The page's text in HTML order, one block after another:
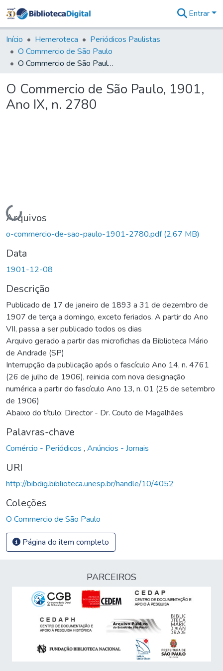
&
Coleções
Tudo na
Biblioteca
Estatísticas
Entrar
Início Hemeroteca
Periódicos Paulistas
O Commercio de São Paulo
O Commercio de São Paulo, 1901, Ano IX, n. 2780
O Commercio de São Paulo, 1901,
Ano IX, n. 2780
Carregando...
Arquivos
o-commercio-de-sao-paulo-1901-2780.pdf(2,67 MB)
Data
1901-12-08
Descrição
Publicado de 17 de janeiro de 1893 a 31 de dezembro de
1907 de terça a domingo, exceto feriados. A partir do Ano
VII, passa a ser publicado todos os dias
Arquivo gerado a partir das microfichas da Biblioteca Mário
de Andrade (SP)
Interrupção da publicação após o fascículo Ano 14, n. 4761
(26 de julho de 1906), reinicia com nova designação
numérica a partir do fascículo Ano 13, n. 01 (25 de setembro
de 1906)
Abaixo do título: Director - Dr. Couto de Magalhães
Palavras-chave
Comércio - Periódicos , Anúncios - Jornais
URI
http://bibdig.biblioteca.unesp.br/handle/10/4052
Coleções
O Commercio de São Paulo
Página do item completo
PARCEIROS